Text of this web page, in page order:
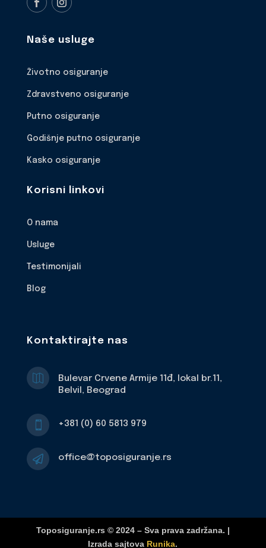
Naše usluge
Životno osiguranje
Zdravstveno osiguranje
Putno osiguranje
Godišnje putno osiguranje
Kasko osiguranje
Korisni linkovi
O nama
Usluge
Testimonijali
Blog
Kontaktirajte nas

Bulevar Crvene Armije 11đ, lokal br.11,
Belvil, Beograd
 +381 (0) 60 5813 979
 office@toposiguranje.rs
Toposiguranje.rs © 2024 – Sva prava zadržana. |
Izrada sajtova Runika.